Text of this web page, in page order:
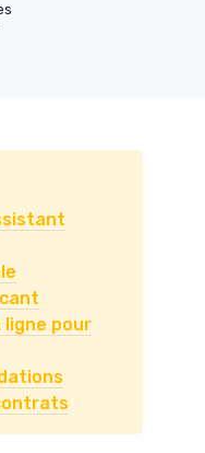
pour